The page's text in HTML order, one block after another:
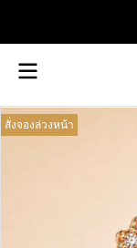
สั่งจองล่วงหน้า